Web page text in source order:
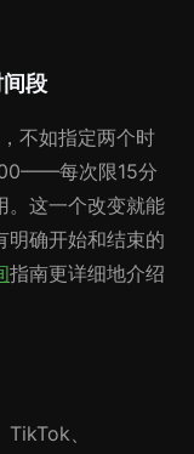
段
不如指定两个时
每次限15分
。这一个改变就能
明确开始和结束的
指南更详细地介绍
、